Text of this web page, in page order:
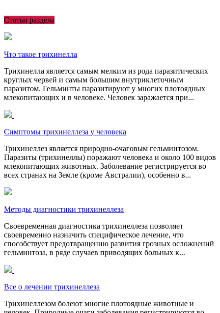
Статьи раздела
Что такое трихинелла
Трихинелла является самым мелким из рода паразитических
круглых червей и самым большим внутриклеточным
паразитом. Гельминты паразитируют у многих плотоядных
млекопитающих и в человеке. Человек заражается при...
Симптомы трихинеллеза у человека
Трихинеллез является природно-очаговым гельминтозом.
Паразиты (трихинеллы) поражают человека и около 100 видов
млекопитающих животных. Заболевание регистрируется во
всех странах на Земле (кроме Австралии), особенно в...
Методы диагностики трихинеллеза
Своевременная диагностика трихинеллеза позволяет
своевременно назначить специфическое лечение, что
способствует предотвращению развития грозных осложнений
гельминтоза, в ряде случаев приводящих больных к...
Все о лечении трихинеллеза
Трихинеллезом болеют многие плотоядные животные и